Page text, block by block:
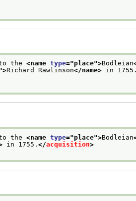
the <name type="place">Bodleian
Richard Rawlinson</name> in
the <name type="place">Bodleian
in 1755. </acquisition>